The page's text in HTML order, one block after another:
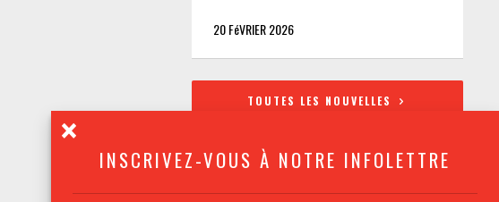
INSCRIVEZ-VOUS À NOTRE INFOLETTRE
20 FéVRIER 2026
TOUTES LES NOUVELLES